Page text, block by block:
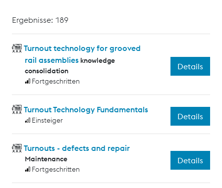
Ergebnisse: 189
Turnout technology for grooved
rail assemblies knowledge
consolidation
Fortgeschritten
Details
Turnout Technology Fundamentals
Einsteiger Details
Turnouts - defects and repair
Maintenance
Fortgeschritten
Details